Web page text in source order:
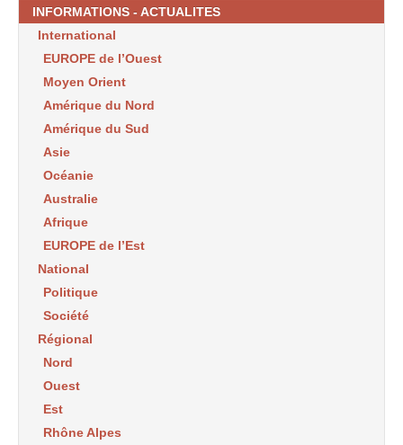
INFORMATIONS - ACTUALITES
International
EUROPE de l’Ouest
Moyen Orient
Amérique du Nord
Amérique du Sud
Asie
Océanie
Australie
Afrique
EUROPE de l’Est
National
Politique
Société
Régional
Nord
Ouest
Est
Rhône Alpes